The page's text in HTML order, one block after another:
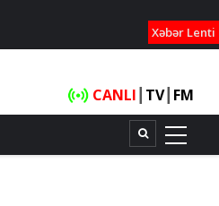
Xəbər Lenti
CANLI TV┃ FM